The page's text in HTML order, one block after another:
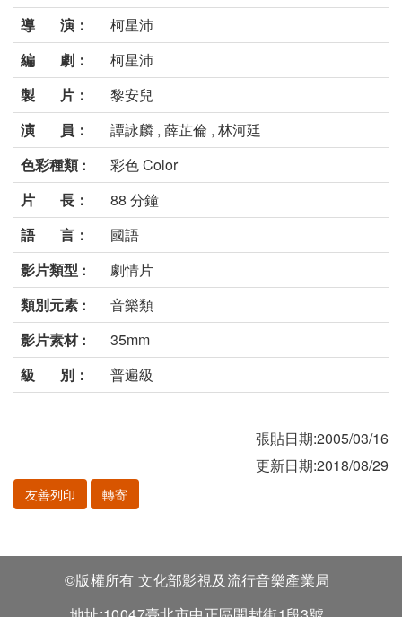
導 演：
柯星沛
編 劇：
柯星沛
製 片：
黎安兒
演 員：
譚詠麟 , 薛芷倫 , 林河廷
色彩種類 :
彩色 Color
片 長：
88 分鐘
語 言：
國語
影片類型 :
劇情片
類別元素 :
音樂類
影片素材 :
35mm
級 別：
普遍級
張貼日期:2005/03/16
更新日期:2018/08/29
友善列印 轉寄
©版權所有 文化部影視及流行音樂產業局